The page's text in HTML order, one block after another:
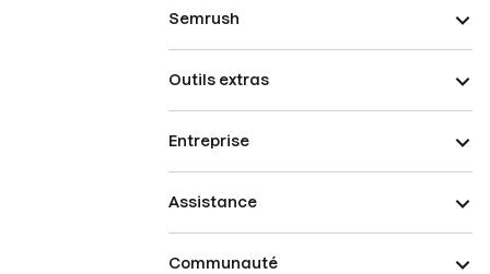
Semrush
Outils extras
Entreprise
Assistance
Communauté